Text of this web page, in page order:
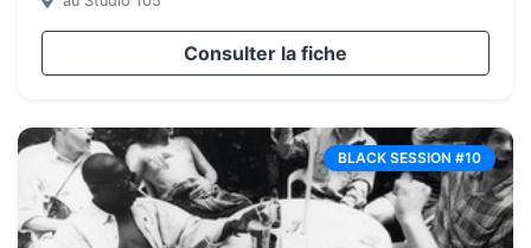
Consulter la fiche
BLACK SESSION #10